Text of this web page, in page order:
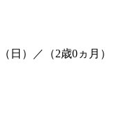
）／（2歳0ヵ月）